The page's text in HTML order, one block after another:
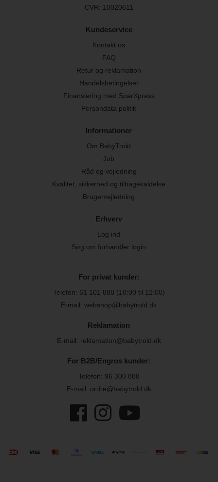
CVR: 10020611
Kundeservice
Kontakt os
FAQ
Retur og reklamation
Handelsbetingelser
Finansiering med SparXpress
Persondata politik
Informationer
Om BabyTrold
Job
Råd og vejledning
Kvalitet, sikkerhed og tilbagekaldelse
Brugervejledning
Erhverv
Log ind
Søg om forhandler login
For privat kunder:
Telefon: 61 101 888 (10:00 til 12:00)
E-mail: webshop@babytrold.dk
Reklamation
E-mail: reklamation@babytrold.dk
For B2B/Engros kunder:
Telefon: 96 300 888
E-mail: ordre@babytrold.dk